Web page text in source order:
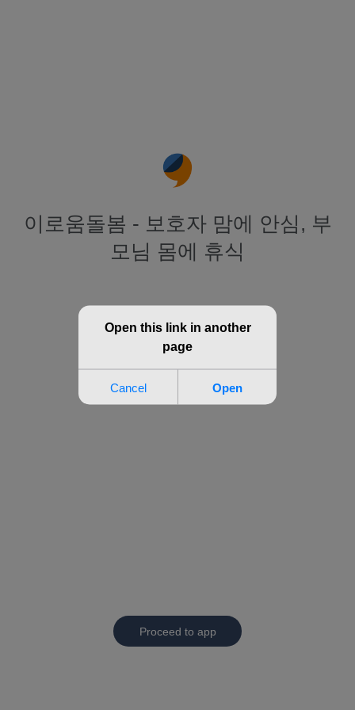
이로움돌봄 - 보호자 맘에 안심, 부
모님 몸에 휴식
Proceed to app